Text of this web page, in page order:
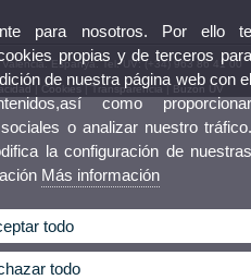
Espanya. Tel. UV: (+34) 963 86 41 00
Cookies Transparencia Buzón UV
para nosotros. Por ello
propias y de terceros
de nuestra página web con
como
o analizar nuestro
la configuración de
Más información
todo
todo